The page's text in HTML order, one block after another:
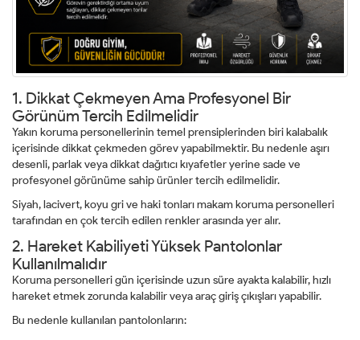
1. Dikkat Çekmeyen Ama Profesyonel Bir
Görünüm Tercih Edilmelidir
Yakın koruma personellerinin temel prensiplerinden biri kalabalık
içerisinde dikkat çekmeden görev yapabilmektir. Bu nedenle aşırı
desenli, parlak veya dikkat dağıtıcı kıyafetler yerine sade ve
profesyonel görünüme sahip ürünler tercih edilmelidir.
Siyah, lacivert, koyu gri ve haki tonları makam koruma personelleri
tarafından en çok tercih edilen renkler arasında yer alır.
2. Hareket Kabiliyeti Yüksek Pantolonlar
Kullanılmalıdır
Koruma personelleri gün içerisinde uzun süre ayakta kalabilir, hızlı
hareket etmek zorunda kalabilir veya araç giriş çıkışları yapabilir.
Bu nedenle kullanılan pantolonların: